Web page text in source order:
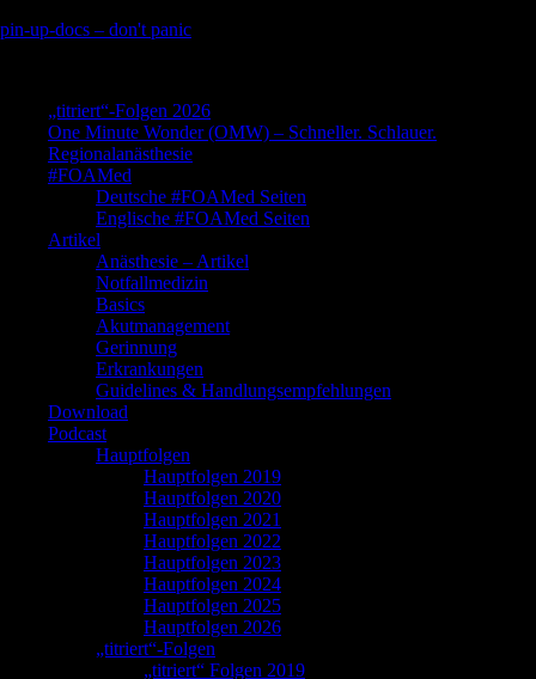
Skip
pin-up-docs – don't panic
„titriert“-Folgen 2026
One Minute Wonder (OMW) – Schneller. Schlauer.
Regionalanästhesie
#FOAMed
Deutsche #FOAMed Seiten
Englische #FOAMed Seiten
Artikel
Anästhesie – Artikel
Notfallmedizin
Basics
Akutmanagement
Gerinnung
Erkrankungen
Guidelines & Handlungsempfehlungen
Download
Podcast
Hauptfolgen
Hauptfolgen 2019
Hauptfolgen 2020
Hauptfolgen 2021
Hauptfolgen 2022
Hauptfolgen 2023
Hauptfolgen 2024
Hauptfolgen 2025
Hauptfolgen 2026
„titriert“-Folgen
„titriert“ Folgen 2019